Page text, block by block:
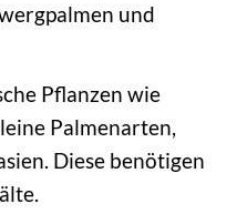
und
Pflanzen wie
Palmenarten,
Diese benötigen